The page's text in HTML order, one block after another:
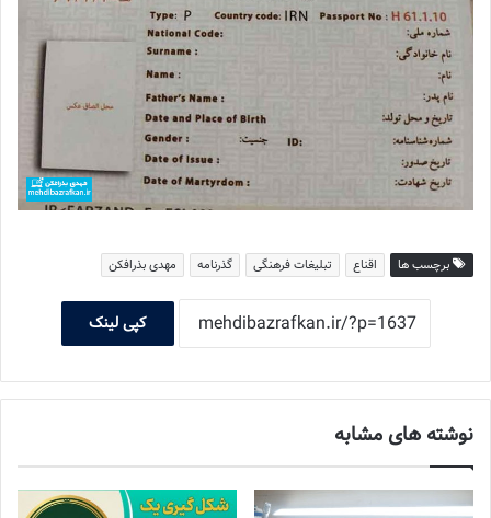
برچسب ها اقناع تبلیغات فرهنگی گذرنامه مهدی بذرافکن
کپی لینک
نوشته های مشابه